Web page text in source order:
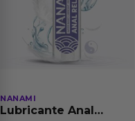
NANAMI
Lubricante Anal